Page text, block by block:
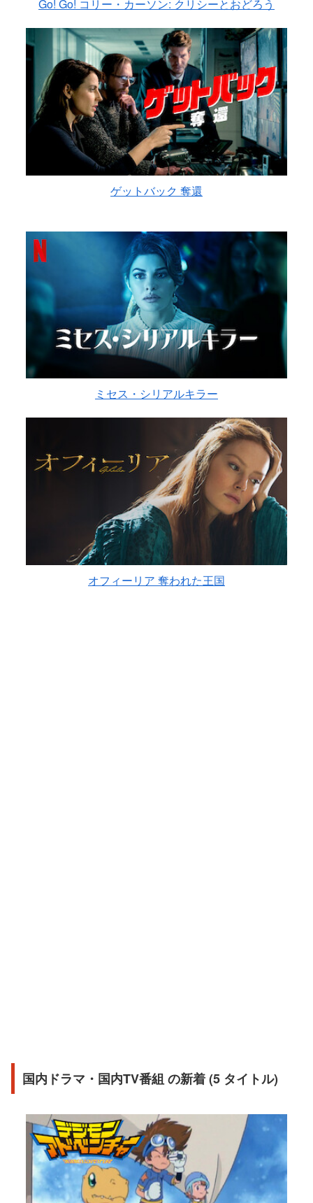
Go! Go! コリー・カーソン: クリシーとおどろう
ゲットバック 奪還
ミセス・シリアルキラー
オフィーリア 奪われた王国
国内ドラマ・国内TV番組 の新着 (5 タイトル)